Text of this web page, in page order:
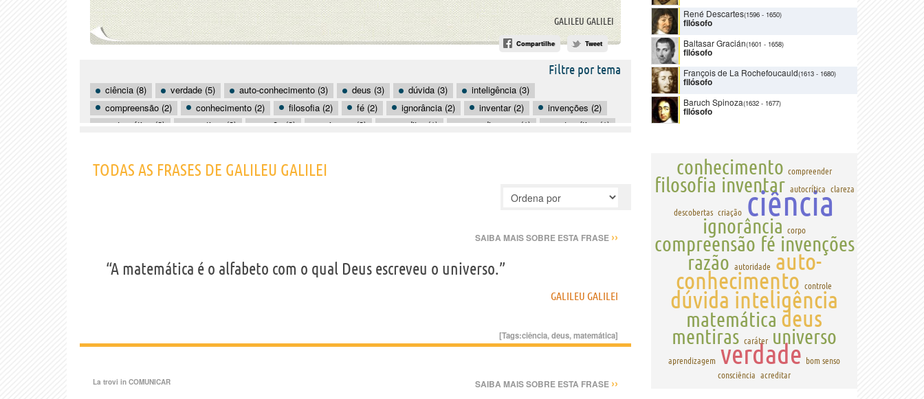
GALILEU GALILEI
Compartilhe Tweet
Filtre por tema
ciência (8) verdade (5) auto-conhecimento (3) deus (3) dúvida (3)
inteligência (3)
compreensão (2)
conhecimento (2) filosofia (2) fé (2) ignorância (2) inventar (2)
invenções (2)
matemática (2)
mentiras (2) razão (2) universo (2) acreditar (1) aprendizagem (1)
autocrítica (1)
TODAS AS FRASES DE GALILEU GALILEI
SAIBA MAIS SOBRE ESTA FRASE ››
“A matemática é o alfabeto com o qual Deus escreveu o universo.”
GALILEU GALILEI
[Tags:ciência,deus,matemática]
La trovi in COMUNICAR SAIBA MAIS SOBRE ESTA FRASE ››
René Descartes(1596 - 1650)
filósofo
Baltasar Gracián(1601 - 1658)
filósofo
François de La Rochefoucauld(1613 - 1680)
filósofo
Baruch Spinoza(1632 - 1677)
filósofo
conhecimento compreender
filosofia inventar autocrítica clareza
descobertas criação ciência
ignorância corpo
compreensão fé invenções
razão autoridade auto-
conhecimento controle
dúvida inteligência
matemática deus
mentiras caráter universo
aprendizagem verdade
bom senso
consciência acreditar